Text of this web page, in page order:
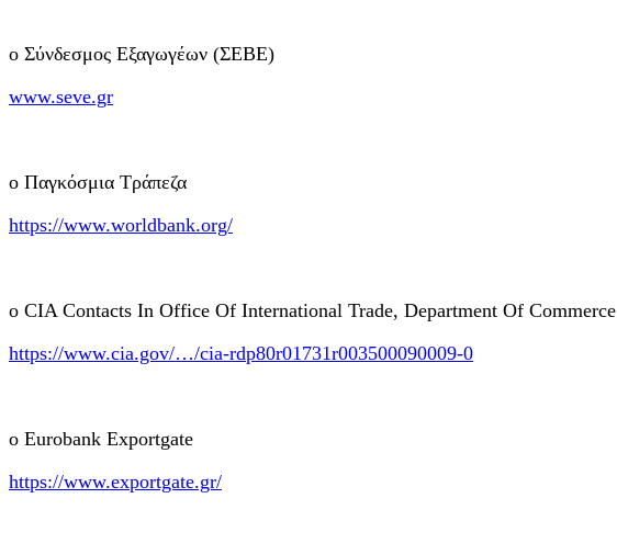
o Σύνδεσμος Εξαγωγέων (ΣΕΒΕ)
www.seve.gr
o Παγκόσμια Τράπεζα
https://www.worldbank.org/
o CIA Contacts In Office Of International Trade, Department Of Commerce
https://www.cia.gov/…/cia-rdp80r01731r003500090009-0
o Eurobank Exportgate
https://www.exportgate.gr/